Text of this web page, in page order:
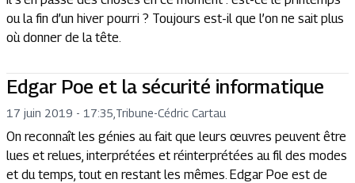
ou la fin d’un hiver pourri ? Toujours est-il que l’on ne sait plus
où donner de la tête.
Edgar Poe et la sécurité informatique
17 juin 2019 - 17:35 Tribune-Cédric Cartau
On reconnaît les génies au fait que leurs œuvres peuvent être
lues et relues, interprétées et réinterprétées au fil des modes
et du temps, tout en restant les mêmes. Edgar Poe est de